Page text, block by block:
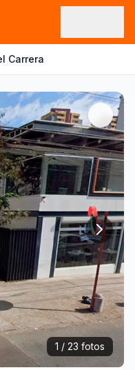
Carrera
1 / 23 fotos